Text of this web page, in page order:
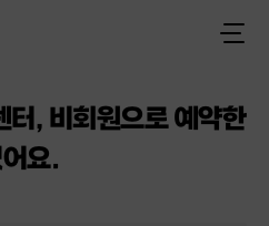
터, 비회원으로 예약한
요.